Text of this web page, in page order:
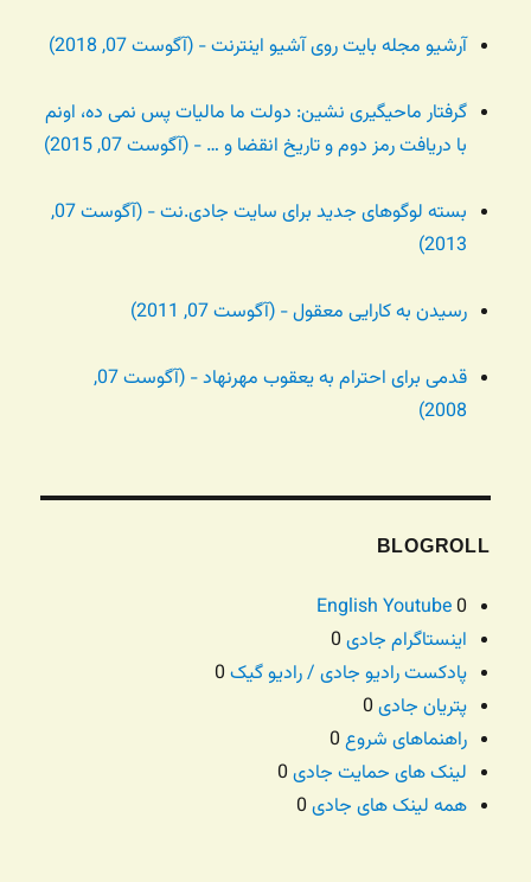
آرشیو مجله بایت روی آشیو اینترنت - (آگوست 07, 2018)
گرفتار ماحیگیری نشین: دولت ما مالیات پس نمی ده، اونم
با دریافت رمز دوم و تاریخ انقضا و … - (آگوست 07, 2015)
بسته لوگوهای جدید برای سایت جادی.نت - (آگوست 07,
2013)
رسیدن به کارایی معقول - (آگوست 07, 2011)
قدمی برای احترام به یعقوب مهرنهاد - (آگوست 07,
2008)
BLOGROLL
English Youtube0
اینستاگرام جادی
پادکست رادیو جادی / رادیو گیک
پتریان جادی
راهنماهای شروع
لینک های حمایت جادی
همه لینک های جادی